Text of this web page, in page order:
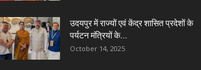
उदयपुर में राज्यों एवं केंद्र शासित प्रदेशों के
पर्यटन मंत्रियों के...
October 14, 2025